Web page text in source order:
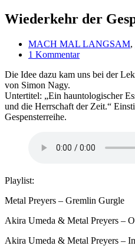
Wiederkehr der
MACH MAL LANGSAM,
1 Kommentar
Die Idee dazu kam uns bei der
von Simon Nagy.
Untertitel: „Ein hauntologischer
und die Herrschaft der Zeit.“
Gespensterreihe.
Playlist:
Metal Preyers – Gremlin Gurgle
Akira Umeda & Metal Preyers –
Akira Umeda & Metal Preyers –